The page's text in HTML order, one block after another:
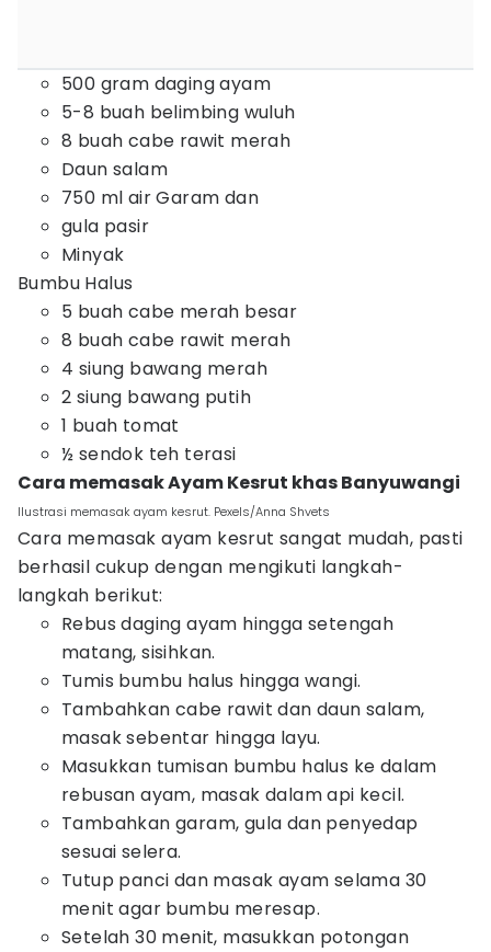
500 gram daging ayam
5-8 buah belimbing wuluh
8 buah cabe rawit merah
Daun salam
750 ml air Garam dan
gula pasir
Minyak
Bumbu Halus
5 buah cabe merah besar
8 buah cabe rawit merah
4 siung bawang merah
2 siung bawang putih
1 buah tomat
½ sendok teh terasi
Cara memasak Ayam Kesrut khas Banyuwangi
Ilustrasi memasak ayam kesrut. Pexels/Anna Shvets
Cara memasak ayam kesrut sangat mudah, pasti
berhasil cukup dengan mengikuti langkah-
langkah berikut:
Rebus daging ayam hingga setengah
matang, sisihkan.
Tumis bumbu halus hingga wangi.
Tambahkan cabe rawit dan daun salam,
masak sebentar hingga layu.
Masukkan tumisan bumbu halus ke dalam
rebusan ayam, masak dalam api kecil.
Tambahkan garam, gula dan penyedap
sesuai selera.
Tutup panci dan masak ayam selama 30
menit agar bumbu meresap.
Setelah 30 menit, masukkan potongan